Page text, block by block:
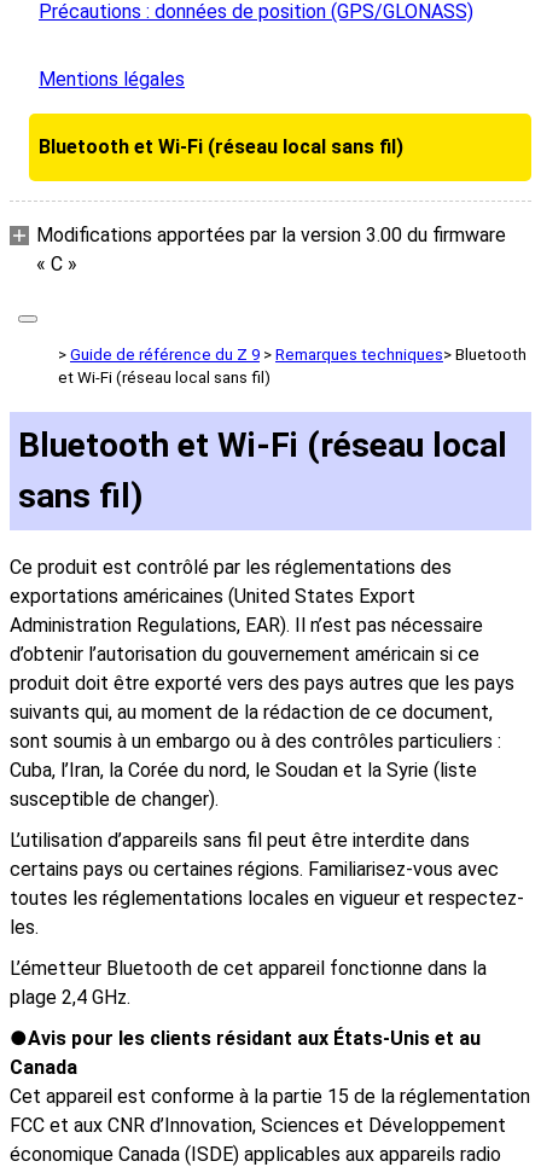
Précautions : données de position (GPS/GLONASS)
Mentions légales
Bluetooth et Wi‑Fi (réseau local sans fil)
Modifications apportées par la version 3.00 du firmware
« C »
Guide de référence du Z 9 Remarques techniques
Bluetooth
et Wi‑Fi (réseau local sans fil)
Bluetooth et Wi‑Fi (réseau local
sans fil)
Ce produit est contrôlé par les réglementations des
exportations américaines (United States Export
Administration Regulations, EAR). Il n’est pas nécessaire
d’obtenir l’autorisation du gouvernement américain si ce
produit doit être exporté vers des pays autres que les pays
suivants qui, au moment de la rédaction de ce document,
sont soumis à un embargo ou à des contrôles particuliers :
Cuba, l’Iran, la Corée du nord, le Soudan et la Syrie (liste
susceptible de changer).
L’utilisation d’appareils sans fil peut être interdite dans
certains pays ou certaines régions. Familiarisez-vous avec
toutes les réglementations locales en vigueur et respectez-
les.
L’émetteur Bluetooth de cet appareil fonctionne dans la
plage 2,4 GHz.
Avis pour les clients résidant aux États-Unis et au
Canada
Cet appareil est conforme à la partie 15 de la réglementation
FCC et aux CNR d’Innovation, Sciences et Développement
économique Canada (ISDE) applicables aux appareils radio